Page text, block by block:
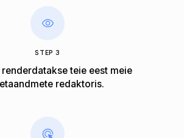
STEP 3
teie eest meie
redaktoris.